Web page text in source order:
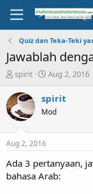
Quiz dan Teka-Teki
Jawablah
T
r
e
a
t
a
t
spirit
S
a
r
t
e
Aug 2, 2016
spirit
Mod
Aug 2, 2016
Ada 3 pertanyaan,
bahasa Arab: